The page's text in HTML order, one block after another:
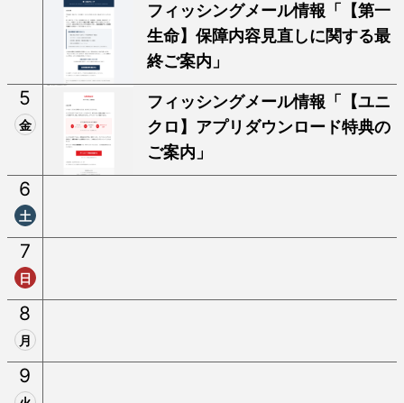
フィッシングメール情報「【第一
生命】保障内容見直しに関する最
終ご案内」
5
金
フィッシングメール情報「【ユニ
クロ】アプリダウンロード特典の
ご案内」
6
土
7
日
8
月
9